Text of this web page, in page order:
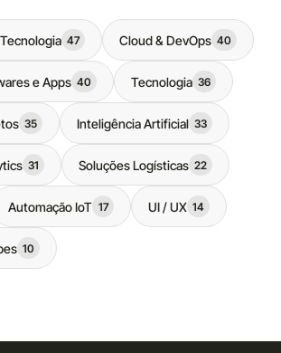
47 Cloud & DevOps 40
e Apps 40 Tecnologia 36
35 Inteligência Artificial 33
31 Soluções Logísticas 22
Automação IoT 17 UI / UX 14
10